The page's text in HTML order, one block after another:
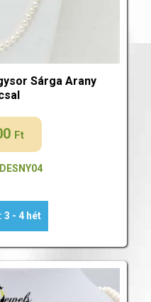
Sárga Arany
Ft
3 - 4 hét